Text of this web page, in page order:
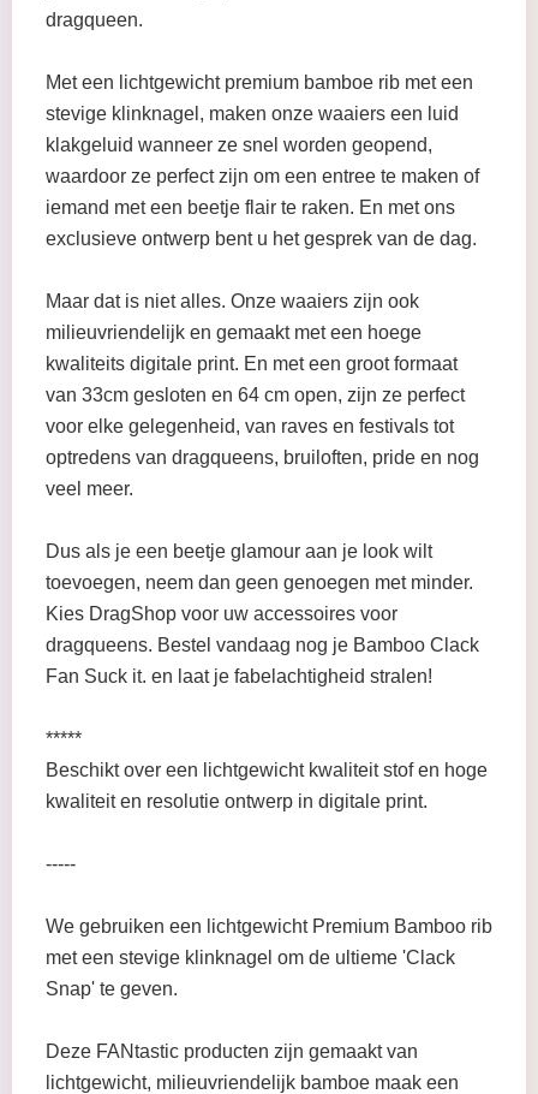
dragqueen.
Met een lichtgewicht premium bamboe rib met een
stevige klinknagel, maken onze waaiers een luid
klakgeluid wanneer ze snel worden geopend,
waardoor ze perfect zijn om een entree te maken of
iemand met een beetje flair te raken. En met ons
exclusieve ontwerp bent u het gesprek van de dag.
Maar dat is niet alles. Onze waaiers zijn ook
milieuvriendelijk en gemaakt met een hoege
kwaliteits digitale print. En met een groot formaat
van 33cm gesloten en 64 cm open, zijn ze perfect
voor elke gelegenheid, van raves en festivals tot
optredens van dragqueens, bruiloften, pride en nog
veel meer.
Dus als je een beetje glamour aan je look wilt
toevoegen, neem dan geen genoegen met minder.
Kies DragShop voor uw accessoires voor
dragqueens. Bestel vandaag nog je Bamboo Clack
Fan Suck it. en laat je fabelachtigheid stralen!
*****
Beschikt over een lichtgewicht kwaliteit stof en hoge
kwaliteit en resolutie ontwerp in digitale print.
-----
We gebruiken een lichtgewicht Premium Bamboo rib
met een stevige klinknagel om de ultieme 'Clack
Snap' te geven.
Deze FANtastic producten zijn gemaakt van
lichtgewicht, milieuvriendelijk bamboe maak een